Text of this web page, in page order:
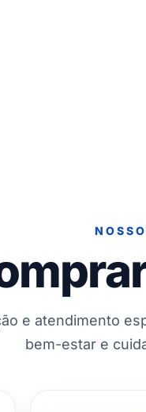
e atendimento
bem-estar e